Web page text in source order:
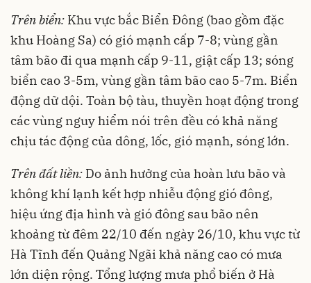
Trên biển: Khu vực bắc Biển Đông (bao gồm đặc
khu Hoàng Sa) có gió mạnh cấp 7-8; vùng gần
tâm bão đi qua mạnh cấp 9-11, giật cấp 13; sóng
biển cao 3-5m, vùng gần tâm bão cao 5-7m. Biển
động dữ dội. Toàn bộ tàu, thuyền hoạt động trong
các vùng nguy hiểm nói trên đều có khả năng
chịu tác động của dông, lốc, gió mạnh, sóng lớn.
Trên đất liền: Do ảnh hưởng của hoàn lưu bão và
không khí lạnh kết hợp nhiễu động gió đông,
hiệu ứng địa hình và gió đông sau bão nên
khoảng từ đêm 22/10 đến ngày 26/10, khu vực từ
Hà Tĩnh đến Quảng Ngãi khả năng cao có mưa
lớn diện rộng. Tổng lượng mưa phổ biến ở Hà